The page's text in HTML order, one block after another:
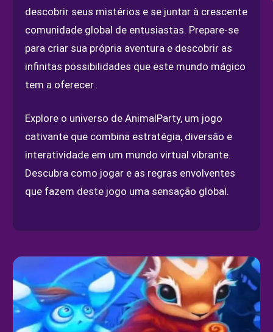
descobrir seus mistérios e se juntar à crescente
comunidade global de entusiastas. Prepare-se
para criar sua própria aventura e descobrir as
infinitas possibilidades que este mundo mágico
tem a oferecer.
Explore o universo de AnimalParty, um jogo
cativante que combina estratégia, diversão e
interatividade em um mundo virtual vibrante.
Descubra como jogar e as regras envolventes
que fazem deste jogo uma sensação global.